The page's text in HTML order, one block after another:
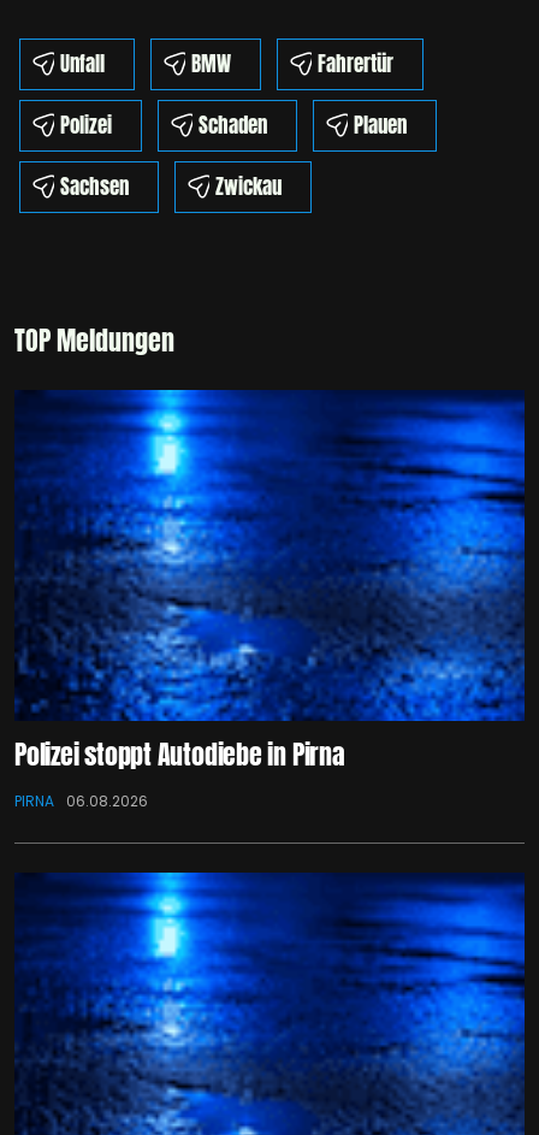
Unfall BMW
Fahrertür
Polizei
Schaden
Plauen
Sachsen
Zwickau
TOP Meldungen
Polizei stoppt Autodiebe in Pirna
PIRNA 06.08.2026